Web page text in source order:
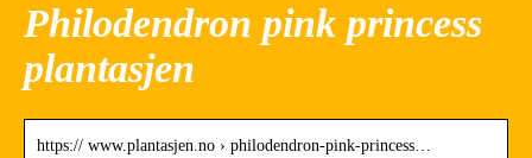
Philodendron pink princess
plantasjen
https:// www.plantasjen.no › philodendron-pink-princess…